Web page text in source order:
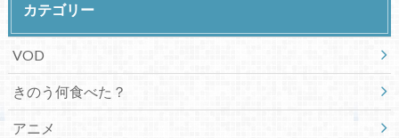
カテゴリー
VOD
きのう何食べた？
アニメ